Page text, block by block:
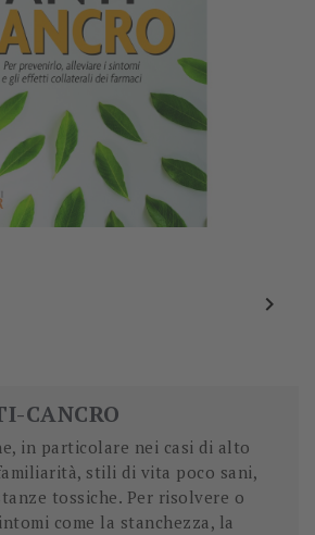

CANCRO
in particolare nei casi di alto
stili di vita poco sani,
tossiche. Per risolvere o
come la stanchezza, la